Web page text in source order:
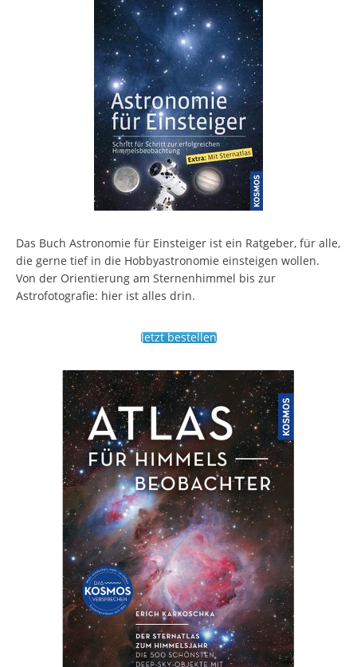
Das Buch Astronomie für Einsteiger ist ein Ratgeber, für alle,
die gerne tief in die Hobbyastronomie einsteigen wollen.
Von der Orientierung am Sternenhimmel bis zur
Astrofotografie: hier ist alles drin.
Jetzt bestellen